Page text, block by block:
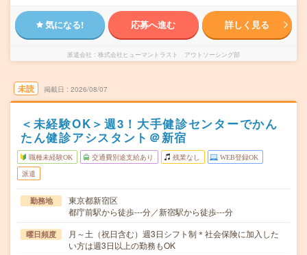
気になる! 応募へ進む 詳しく見る
派遣会社 株式会社ヒューマントラスト アウトソーシング部
未読 掲載日 2026/08/07
＜未経験OK＞週3！大手健診センターでかん
たん健診アシスタント＠新宿
職種未経験OK 交通費別途支給あり 残業なし WEB登録OK
派遣
勤務地
東京都新宿区
都庁前駅から徒歩---分／新宿駅から徒歩---分
曜日頻度
月～土（祝日含む）週3日シフト制＊社会保険に加入した
い方は週3日以上の勤務もOK